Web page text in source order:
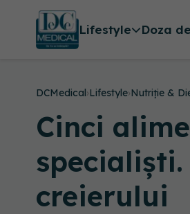
Lifestyle Doza
DCMedical›Lifestyle›Nutriție &
Cinci
creierului